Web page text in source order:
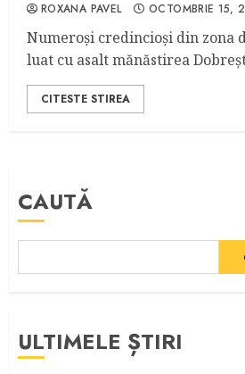
ROXANA PAVEL OCTOMBRIE 15,
Numeroși credincioși din zona
luat cu asalt mănăstirea
CITESTE STIREA
CAUTĂ
ULTIMELE ȘTIRI